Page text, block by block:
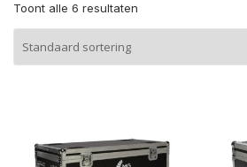
Toont alle 6 resultaten